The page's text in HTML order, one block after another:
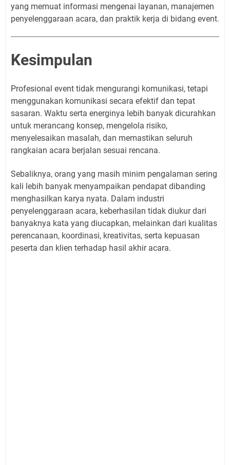
yang memuat informasi mengenai layanan, manajemen
penyelenggaraan acara, dan praktik kerja di bidang event.
Kesimpulan
Profesional event tidak mengurangi komunikasi, tetapi
menggunakan komunikasi secara efektif dan tepat
sasaran. Waktu serta energinya lebih banyak dicurahkan
untuk merancang konsep, mengelola risiko,
menyelesaikan masalah, dan memastikan seluruh
rangkaian acara berjalan sesuai rencana.
Sebaliknya, orang yang masih minim pengalaman sering
kali lebih banyak menyampaikan pendapat dibanding
menghasilkan karya nyata. Dalam industri
penyelenggaraan acara, keberhasilan tidak diukur dari
banyaknya kata yang diucapkan, melainkan dari kualitas
perencanaan, koordinasi, kreativitas, serta kepuasan
peserta dan klien terhadap hasil akhir acara.